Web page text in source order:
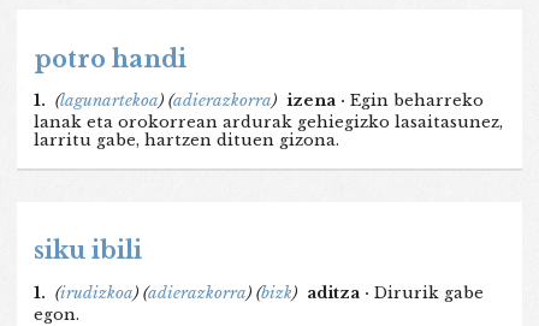
potro handi
1. (lagunartekoa) (adierazkorra) izena · Egin beharreko
lanak eta orokorrean ardurak gehiegizko lasaitasunez,
larritu gabe, hartzen dituen gizona.
siku ibili
1. (irudizkoa) (adierazkorra) (bizk) aditza · Dirurik gabe
egon.